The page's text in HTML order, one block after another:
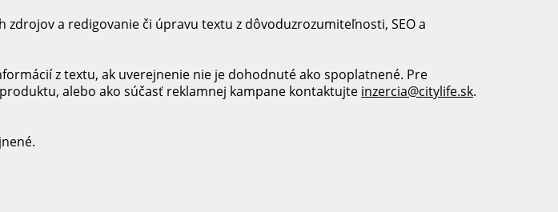
a redigovanie či úpravu textu z dôvoduzrozumiteľnosti, SEO a
z textu, ak uverejnenie nie je dohodnuté ako spoplatnené. Pre
alebo ako súčasť reklamnej kampane kontaktujte inzercia@citylife.sk.